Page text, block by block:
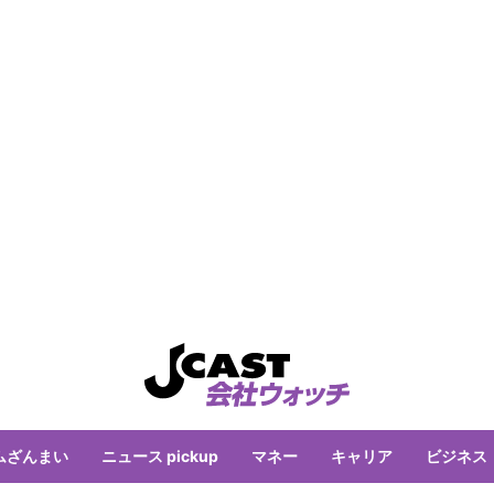
ざんまい ニュース pickup マネー キャリア ビジネス